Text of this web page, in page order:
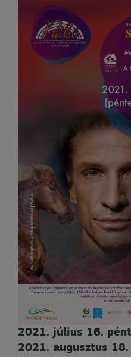
2021. július 16.
2021. augusztus